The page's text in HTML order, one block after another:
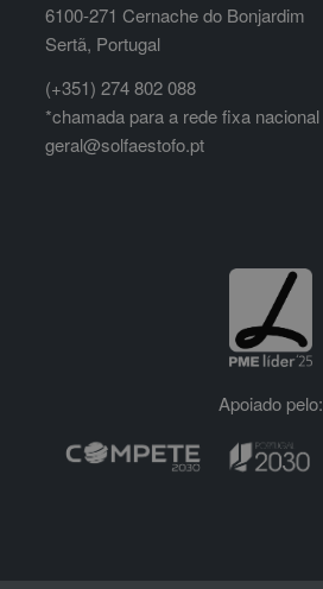
6100-271 Cernache do Bonjardim
Sertã, Portugal
(+351) 274 802 088
*chamada para a rede fixa nacional
geral@solfaestofo.pt
Apoiado pelo: